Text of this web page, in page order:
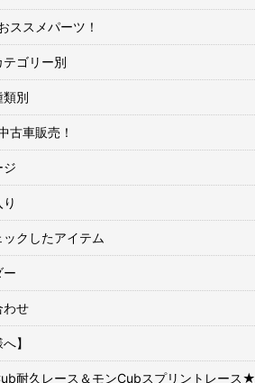
ススメパーツ！
ゴリー別
類別
古車販売！
ジ
クしたアイテム
ー
わせ
】
耐久レース＆モンCubスプリントレース★